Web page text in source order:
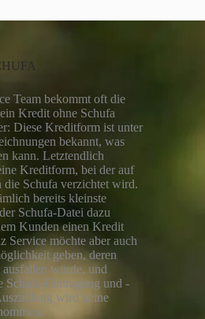
Team bekommt oft die
Kredit ohne Schufa
Diese Kreditform ist unter
bekannt, was
kann. Letztendlich
Kreditform, bei der auf
Schufa verzichtet wird.
bereits kleinste
Schufa-Datei dazu
Kunden einen Kredit
Service möchte aber auch
geben, deren
würde, und
Schufa-Eintragung und -
wird keine